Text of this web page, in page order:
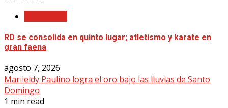
RD se consolida en quinto lugar; atletismo y karate en
gran faena
agosto 7, 2026
Marileidy Paulino logra el oro bajo las lluvias de Santo
Domingo
1 min read